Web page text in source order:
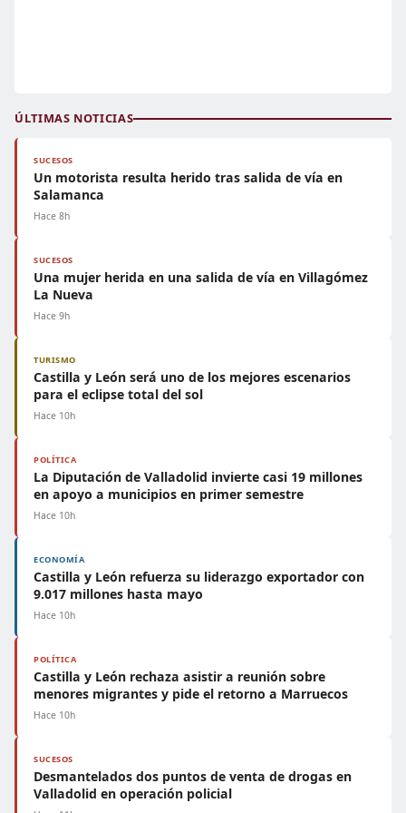
ÚLTIMAS NOTICIAS
SUCESOS
Un motorista resulta herido tras salida de vía en
Salamanca
Hace 8h
SUCESOS
Una mujer herida en una salida de vía en Villagómez
La Nueva
Hace 9h
TURISMO
Castilla y León será uno de los mejores escenarios
para el eclipse total del sol
Hace 10h
POLÍTICA
La Diputación de Valladolid invierte casi 19 millones
en apoyo a municipios en primer semestre
Hace 10h
ECONOMÍA
Castilla y León refuerza su liderazgo exportador con
9.017 millones hasta mayo
Hace 10h
POLÍTICA
Castilla y León rechaza asistir a reunión sobre
menores migrantes y pide el retorno a Marruecos
Hace 10h
SUCESOS
Desmantelados dos puntos de venta de drogas en
Valladolid en operación policial